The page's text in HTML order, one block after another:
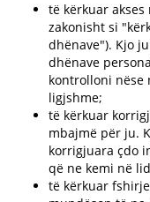
të kërkuar
zakonisht si
dhënave"). Kjo
dhënave
kontrolloni nëse
ligjshme;
të kërkuar
mbajmë për ju.
korrigjuara çdo
që ne kemi në
të kërkuar